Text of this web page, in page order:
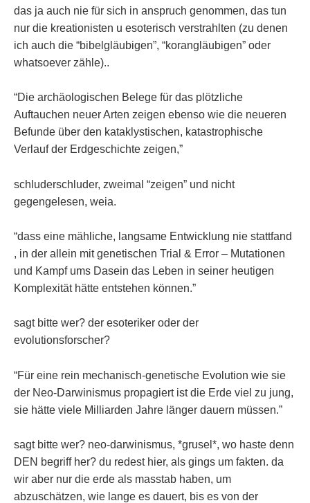
das ja auch nie für sich in anspruch genommen, das tun
nur die kreationisten u esoterisch verstrahlten (zu denen
ich auch die “bibelgläubigen”, “korangläubigen” oder
whatsoever zähle)..
“Die archäologischen Belege für das plötzliche
Auftauchen neuer Arten zeigen ebenso wie die neueren
Befunde über den kataklystischen, katastrophische
Verlauf der Erdgeschichte zeigen,”
schluderschluder, zweimal “zeigen” und nicht
gegengelesen, weia.
“dass eine mähliche, langsame Entwicklung nie stattfand
, in der allein mit genetischen Trial & Error – Mutationen
und Kampf ums Dasein das Leben in seiner heutigen
Komplexität hätte entstehen können.”
sagt bitte wer? der esoteriker oder der
evolutionsforscher?
“Für eine rein mechanisch-genetische Evolution wie sie
der Neo-Darwinismus propagiert ist die Erde viel zu jung,
sie hätte viele Milliarden Jahre länger dauern müssen.”
sagt bitte wer? neo-darwinismus, *grusel*, wo haste denn
DEN begriff her? du redest hier, als gings um fakten. da
wir aber nur die erde als masstab haben, um
abzuschätzen, wie lange es dauert, bis es von der